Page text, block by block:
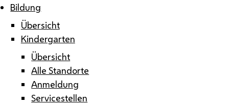
Bildung
Übersicht
Kindergarten
Übersicht
Alle Standorte
Anmeldung
Servicestellen